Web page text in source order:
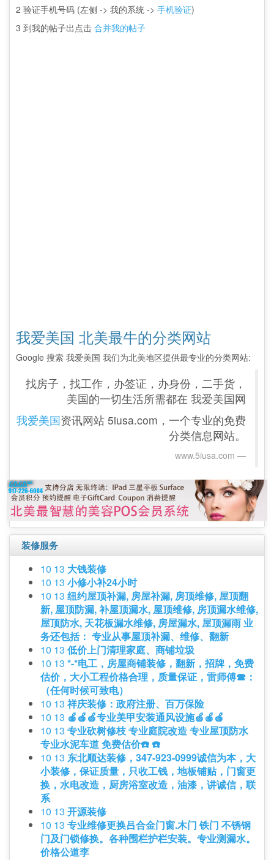
2 验证手机号码 (左侧 -> 我的系统 -> 手机验证)
3 到我的帖子出点击 合并我的帖子
我爱美国 北美最牛的分类网站
Google 搜索 我爱美国 我们为北美地区提供最专业的分类网站:
找房子，找工作，办签证，办身份，二手货，
美国的一切生活所需都在 我爱美国网
我爱美国资讯网站 5iusa.com，一个专业的免费
分类信息网站。
www.5iusa.com‎
装修服务
10 13 大钱装修
10 13 小修小补24小时
10 13 纽约屋顶补漏, 房屋补漏, 房顶维修, 屋顶翻
新, 屋顶防漏, 补屋顶漏水, 屋顶维修, 房顶漏水维修,
屋顶防水, 天花板漏水维修, 房屋漏水, 屋顶漏雨 业
务还包括： 专业从事屋顶补漏、维修、翻新
10 13 低价上门清理家庭、商铺垃圾
10 13 *-*电工，房屋商铺装修，翻新，招牌，免费
估价，大小工程价格合理，质量保证，雷师傅☎：
（任何时候可致电）
10 13 祥庆装修：政府注册、百万保险
10 13 🍎🍎🍏专业美甲安装通风设施🍏🍎🍎
10 13 专业砍树修枝 专业庭院改造 专业屋顶防水
专业水泥车道 免费估价☎️ ☎️
10 13 东北顺达装修，347-923-0999诚信为本，大
小装修，保证质量，只收工钱，地板铺贴，门窗更
换，水电改造，厨房浴室改造，油漆，讲诚信，联
系
10 13 开源装修
10 13 专业维修更换吕合金门窗.木门 铁门 不锈钢
门及门锁修换。各种围栏护栏安装。专业测漏水。
价格公道李